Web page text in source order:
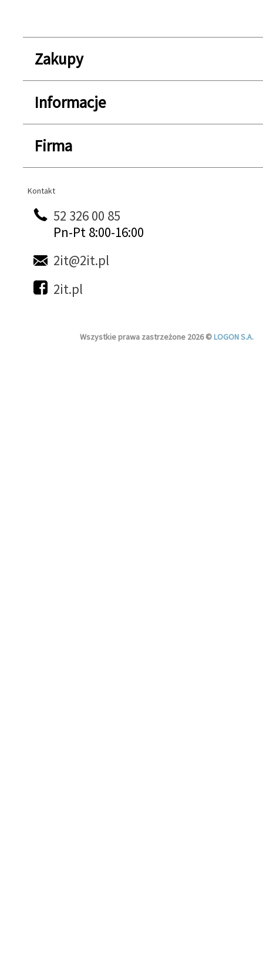
Zakupy
Informacje
Firma
Kontakt
Kontakt
52 326 00 85
Pn-Pt 8:00-16:00
2it@2it.pl
2it.pl
Wszystkie prawa zastrzeżone 2026 ©LOGON S.A.